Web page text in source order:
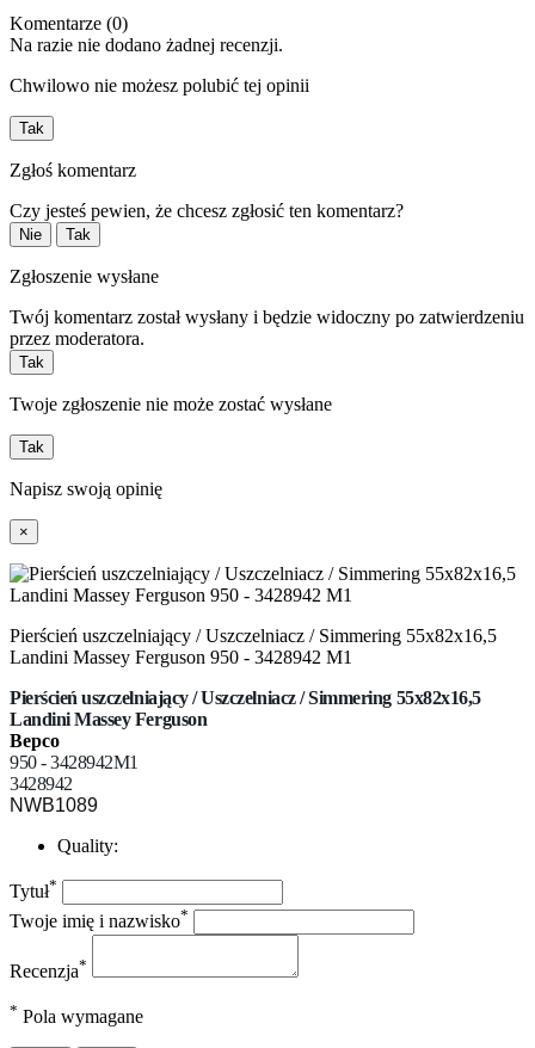
Komentarze (0)
Na razie nie dodano żadnej recenzji.
Chwilowo nie możesz polubić tej opinii
Tak
Zgłoś komentarz
Czy jesteś pewien, że chcesz zgłosić ten komentarz?
Nie Tak
Zgłoszenie wysłane
Twój komentarz został wysłany i będzie widoczny po zatwierdzeniu
przez moderatora.
Tak
Twoje zgłoszenie nie może zostać wysłane
Tak
Napisz swoją opinię
×
Pierścień uszczelniający / Uszczelniacz / Simmering 55x82x16,5
Landini Massey Ferguson 950 - 3428942 M1
Pierścień uszczelniający / Uszczelniacz / Simmering 55x82x16,5
Landini Massey Ferguson
Bepco
950 - 3428942M1
3428942
NWB1089
Quality:
Tytuł*
Twoje imię i nazwisko*
Recenzja*
* Pola wymagane